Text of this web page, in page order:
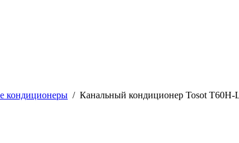
кондиционеры / Канальный кондиционер Tosot